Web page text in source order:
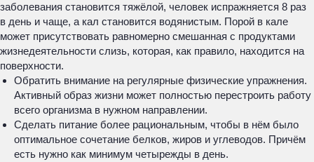
заболевания становится тяжёлой, человек испражняется 8 раз
в день и чаще, а кал становится водянистым. Порой в кале
может присутствовать равномерно смешанная с продуктами
жизнедеятельности слизь, которая, как правило, находится на
поверхности.
Обратить внимание на регулярные физические упражнения.
Активный образ жизни может полностью перестроить работу
всего организма в нужном направлении.
Сделать питание более рациональным, чтобы в нём было
оптимальное сочетание белков, жиров и углеводов. Причём
есть нужно как минимум четырежды в день.